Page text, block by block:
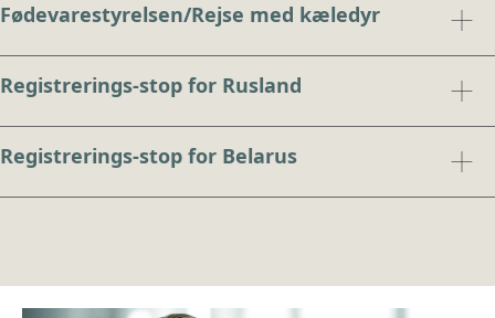
Fødevarestyrelsen/Rejse med kæledyr
Registrerings-stop for Rusland
Registrerings-stop for Belarus